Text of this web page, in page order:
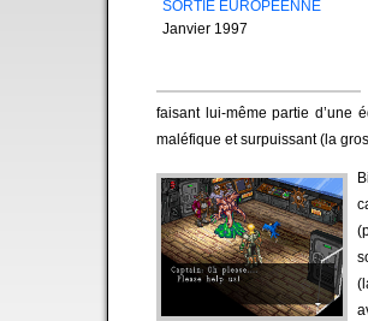
SORTIE EUROPÉENNE
Janvier 1997
faisant lui-même partie d’une
maléfique et surpuissant (la